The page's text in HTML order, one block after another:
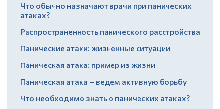
Что обычно назначают врачи при панических
атаках?
Распространенность панического расстройства
Панические атаки: жизненные ситуации
Паническая атака: пример из жизни
Паническая атака – ведем активную борьбу
Что необходимо знать о панических атаках?